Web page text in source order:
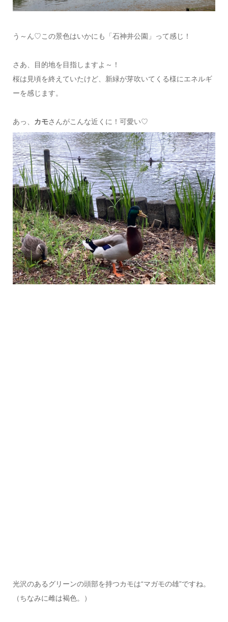
う～ん♡この景色はいかにも「石神井公園」って感じ！
さあ、目的地を目指しますよ～！
桜は見頃を終えていたけど、新緑が芽吹いてくる様にエネルギ
ーを感じます。
あっ、 カモさんがこんな近くに！可愛い♡
光沢のあるグリーンの頭部を持つカモは“マガモの雄”ですね。
（ちなみに雌は褐色。）